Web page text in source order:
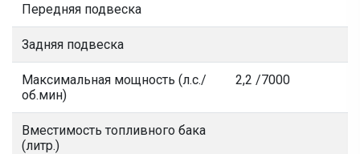
Передняя подвеска
Задняя подвеска
Максимальная мощность (л.с./
об.мин)
2,2 /7000
Вместимость топливного бака
(литр.)